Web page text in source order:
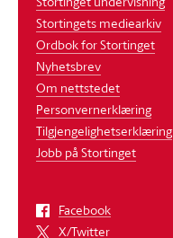
Stortingets mediearkiv
Ordbok for Stortinget
Nyhetsbrev
Om nettstedet
Personvernerklæring
Tilgjengelighetserklæring
Jobb på Stortinget
Facebook
X/Twitter